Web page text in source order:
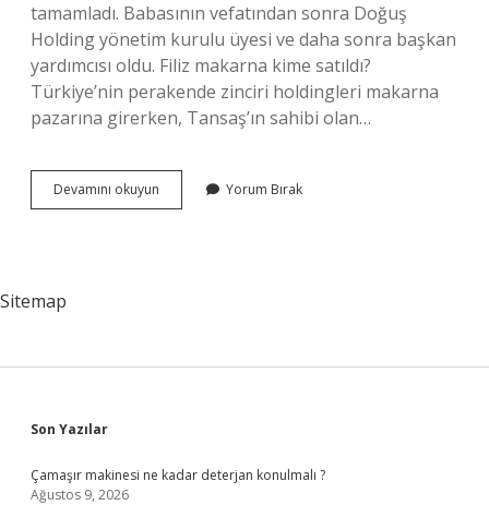
tamamladı. Babasının vefatından sonra Doğuş
Holding yönetim kurulu üyesi ve daha sonra başkan
yardımcısı oldu. Filiz makarna kime satıldı?
Türkiye’nin perakende zinciri holdingleri makarna
pazarına girerken, Tansaş’ın sahibi olan…
Devamını okuyun
Marka
Yorum Bırak
Sitemap
Sidebar
Son Yazılar
Çamaşır makinesi ne kadar deterjan konulmalı ?
Ağustos 9, 2026